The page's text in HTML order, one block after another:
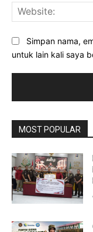
Simpan nama,
untuk lain kali saya
MOST POPULAR